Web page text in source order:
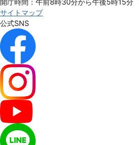
サイトマップ
公式SNS